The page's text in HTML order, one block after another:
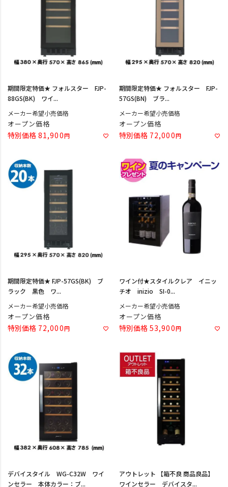
期間限定特価★ フォルスター FJP-
88GS(BK) ワイ...
メーカー希望小売価格
オープン価格
特別価格 81,900
期間限定特価★ フォルスター FJP-
57GS(BN) ブラ...
メーカー希望小売価格
オープン価格
特別価格 72,000
期間限定特価★ FJP-57GS(BK) ブ
ラック 黒色 ワ...
メーカー希望小売価格
オープン価格
特別価格 72,000
ワイン付★スタイルクレア イニッ
チオ inizio SI-0...
メーカー希望小売価格
オープン価格
特別価格 53,900
デバイスタイル WG-C32W ワイ
ンセラー 本体カラー：ブ...
アウトレット 【箱不良 商品良品】
ワインセラー デバイスタ...